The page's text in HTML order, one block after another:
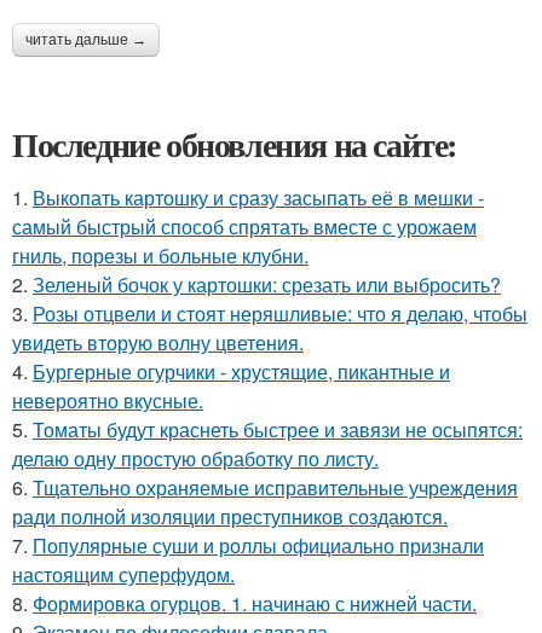
читать дальше →
Последние обновления на сайте:
1. Выкопать картошку и сразу засыпать её в мешки -
самый быстрый способ спрятать вместе с урожаем
гниль, порезы и больные клубни.
2. Зеленый бочок у картошки: срезать или выбросить?
3. Розы отцвели и стоят неряшливые: что я делаю, чтобы
увидеть вторую волну цветения.
4. Бургерные огурчики - хрустящие, пикантные и
невероятно вкусные.
5. Томаты будут краснеть быстрее и завязи не осыпятся:
делаю одну простую обработку по листу.
6. Тщательно охраняемые исправительные учреждения
ради полной изоляции преступников создаются.
7. Популярные суши и роллы официально признали
настоящим суперфудом.
8. Формировка огурцов. 1. начинаю с нижней части.